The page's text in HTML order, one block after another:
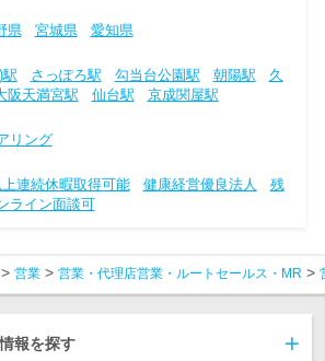
県 宮城県
愛知県
さっぽろ駅 勾当台公園駅 朝陽駅
久
阪天満宮駅 仙台駅
京成関屋駅
リング
連続休暇取得可能 健康経営優良法人
残
ライン面談可
営業 営業・代理店営業・ルートセールス・MR
報を探す